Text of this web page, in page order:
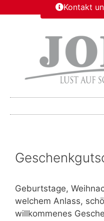
Kontakt
Geburtstage,
welchem Anlass,
willkommenes